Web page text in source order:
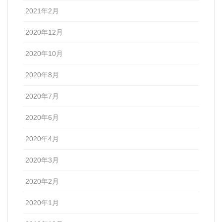
2021年2月
2020年12月
2020年10月
2020年8月
2020年7月
2020年6月
2020年4月
2020年3月
2020年2月
2020年1月